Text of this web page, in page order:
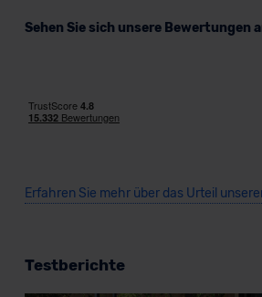
Sehen Sie sich unsere Bewertungen
Erfahren Sie mehr über das Urteil
Testberichte